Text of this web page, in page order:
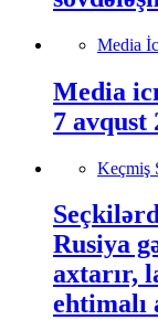
Media
Media
7 avqust
Keçmiş
Rusiya
axtarır,
ehtimalı